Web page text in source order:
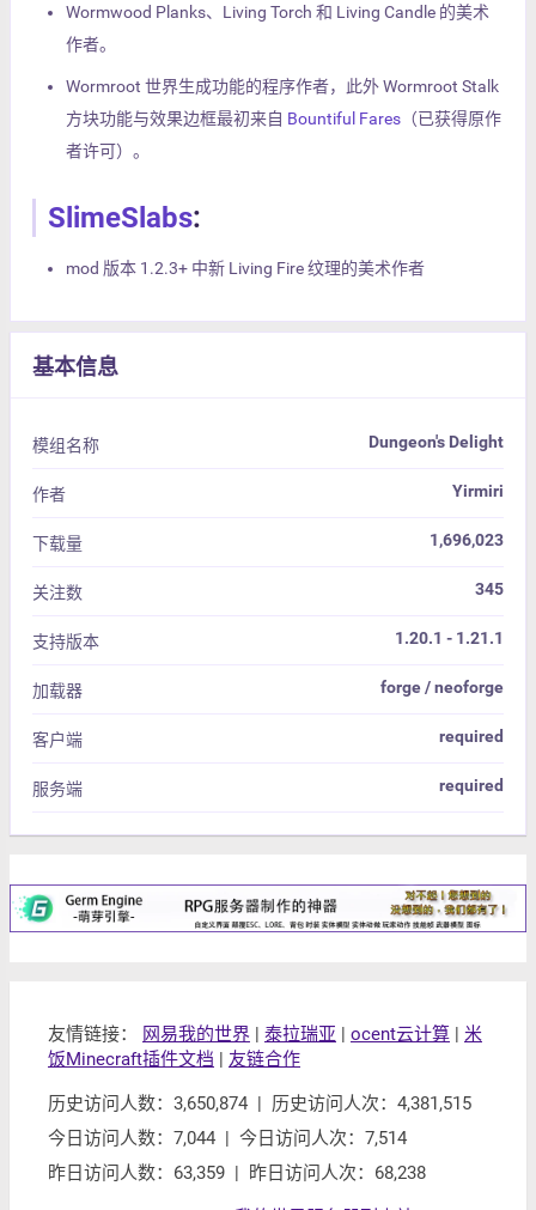
Wormwood Planks、Living Torch 和 Living Candle 的美术
作者。
Wormroot 世界生成功能的程序作者，此外 Wormroot Stalk
方块功能与效果边框最初来自 Bountiful Fares （已获得原作
者许可）。
SlimeSlabs:
mod 版本 1.2.3+ 中新 Living Fire 纹理的美术作者
基本信息
模组名称 Dungeon's Delight
作者 Yirmiri
下载量 1,696,023
关注数 345
支持版本 1.20.1 - 1.21.1
加载器 forge / neoforge
客户端 required
服务端 required
友情链接： 网易我的世界 泰拉瑞亚 ocent云计算
米
饭Minecraft插件文档
友链合作
历史访问人数：3,650,874 | 历史访问人次：4,381,515
今日访问人数：7,044 | 今日访问人次：7,514
昨日访问人数：63,359 | 昨日访问人次：68,238